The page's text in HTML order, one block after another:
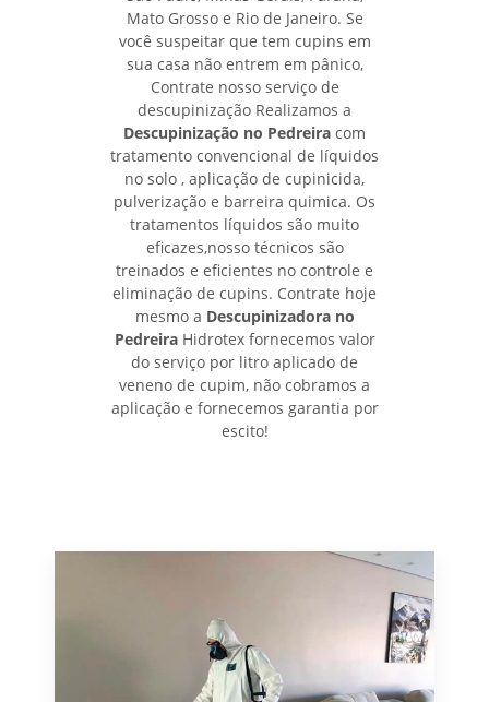
Mato Grosso e Rio de Janeiro. Se
você suspeitar que tem cupins em
sua casa não entrem em pânico,
Contrate nosso serviço de
descupinização Realizamos a
Descupinização no Pedreira com
tratamento convencional de líquidos
no solo , aplicação de cupinicida,
pulverização e barreira quimica. Os
tratamentos líquidos são muito
eficazes,nosso técnicos são
treinados e eficientes no controle e
eliminação de cupins. Contrate hoje
mesmo a Descupinizadora no
PedreiraHidrotex fornecemos valor
do serviço por litro aplicado de
veneno de cupim, não cobramos a
aplicação e fornecemos garantia por
escito!